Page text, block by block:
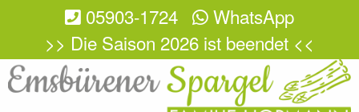
05903-1724
WhatsApp
>> Die Saison 2026 ist beendet <<